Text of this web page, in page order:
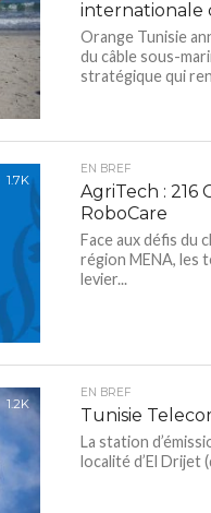
internationale
Orange Tunisie
du câble sous-
stratégique qui
1.7K
EN BREF
AgriTech :
RoboCare
Face aux défis du
région MENA, les
levier...
1.2K
EN BREF
Tunisie
La station
localité d’El Drijet